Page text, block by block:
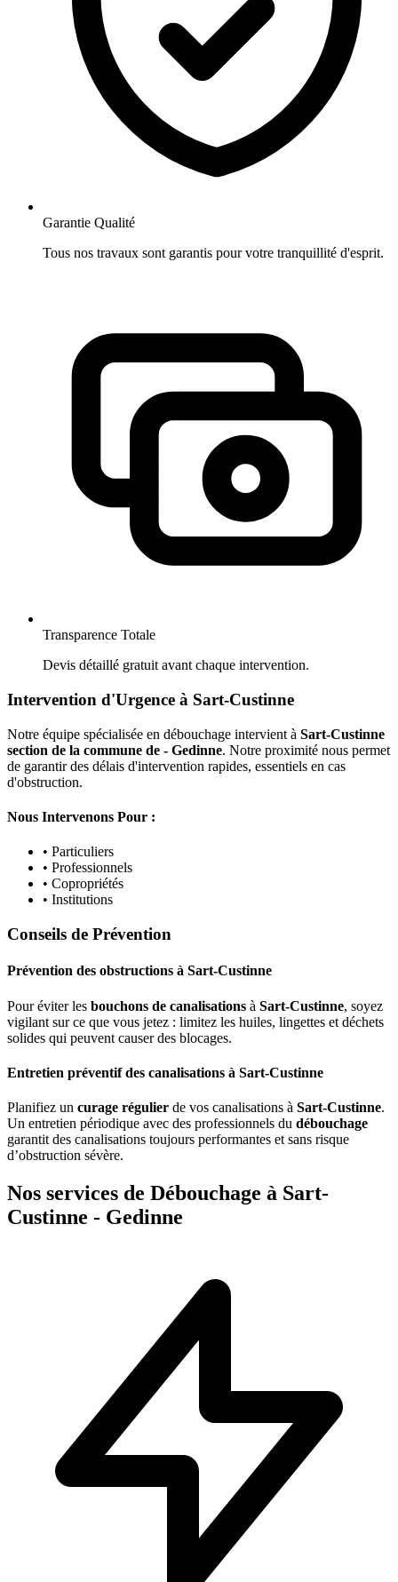
Garantie Qualité
Tous nos travaux sont garantis pour votre tranquillité d'esprit.
Transparence Totale
Devis détaillé gratuit avant chaque intervention.
Intervention d'Urgence à Sart-Custinne
Notre équipe spécialisée en débouchage intervient à Sart-Custinne
section de la commune de - Gedinne. Notre proximité nous permet
de garantir des délais d'intervention rapides, essentiels en cas
d'obstruction.
Nous Intervenons Pour :
• Particuliers
• Professionnels
• Copropriétés
• Institutions
Conseils de Prévention
Prévention des obstructions à Sart-Custinne
Pour éviter les bouchons de canalisations à Sart-Custinne, soyez
vigilant sur ce que vous jetez : limitez les huiles, lingettes et déchets
solides qui peuvent causer des blocages.
Entretien préventif des canalisations à Sart-Custinne
Planifiez un curage régulier de vos canalisations à Sart-Custinne.
Un entretien périodique avec des professionnels du débouchage
garantit des canalisations toujours performantes et sans risque
d’obstruction sévère.
Nos services de Débouchage à Sart-
Custinne - Gedinne